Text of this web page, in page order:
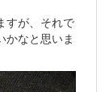
すが、それで
かなと思いま